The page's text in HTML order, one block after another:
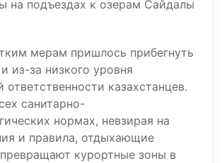
на подъездах к озерам Сайдалы
мерам пришлось прибегнуть
из-за низкого уровня
ответственности казахстанцев.
санитарно-
нормах, невзирая на
и правила, отдыхающие
курортные зоны в